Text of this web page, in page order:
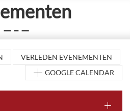
— – —
VERLEDEN EVENEMENTEN
GOOGLE CALENDAR